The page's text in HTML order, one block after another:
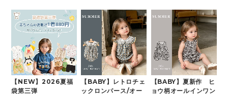
【NEW】2026夏福
袋第三弾
【BABY】レトロチェ
ックロンパース/オー
【BABY】夏新作 ヒ
ョウ柄オールインワン